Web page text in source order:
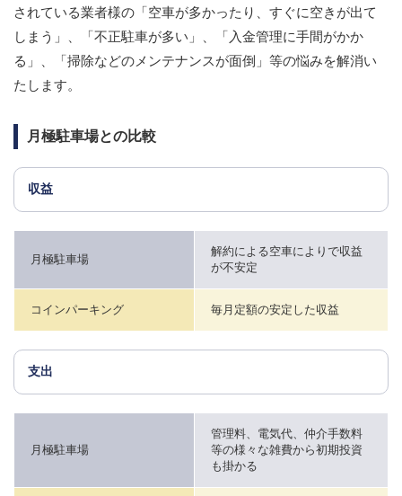
されている業者様の「空車が多かったり、すぐに空きが出て
しまう」、「不正駐車が多い」、「入金管理に手間がかか
る」、「掃除などのメンテナンスが面倒」等の悩みを解消い
たします。
月極駐車場との比較
収益
月極駐車場
解約による空車によりで収益
が不安定
コインパーキング 毎月定額の安定した収益
支出
月極駐車場
管理料、電気代、仲介手数料
等の様々な雑費から初期投資
も掛かる